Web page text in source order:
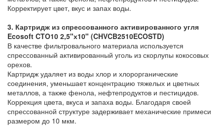
Корректирует цвет, вкус и запах воды.
3. Картридж из спрессованного активированного угля
Ecosoft CTO10 2,5"х10" (CHVCB2510ECOSTD)
В качестве фильтровального материала используется
спрессованный активированный уголь из скорлупы кокосовых
орехов.
Картридж удаляет из воды хлор и хлорорганические
соединения, уменьшает концентрацию тяжелых и цветных
металлов, а также фенола, нефтепродуктов и пестицидов.
Коррекция цвета, вкуса и запаха воды. Благодаря своей
спрессованной структуре задерживает механические примеси
размером до 10 мкм.